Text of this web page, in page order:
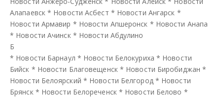
Алапаевск* Новости Асбест * Новости Ангарск *
Новости Армавир * Новости Апшеронск * Новости Анапа
* Новости Ачинск* Новости Абдулино
Б
* Новости Барнаул * Новости Белокуриха * Новости
Бийск * Новости Благовещенск* Новости Биробиджан *
Новости Белоярский * Новости Белгород* Новости
Брянск* Новости Белореченск* Новости Белово *